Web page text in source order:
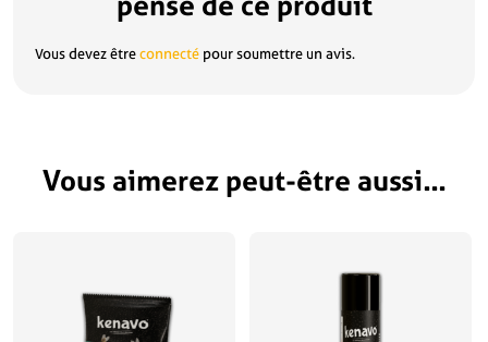
Vous devez êtreconnecté pour soumettre un avis.
Vous aimerez peut-être aussi…